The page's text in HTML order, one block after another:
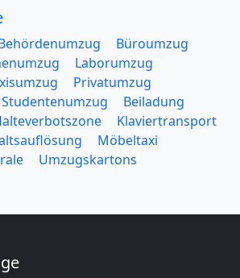
Büroumzug
Laborumzug
Privatumzug
Studentenumzug
Beiladung
Klaviertransport
Möbeltaxi
Umzugskartons